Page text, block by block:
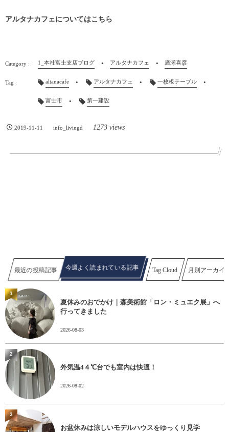
アルタナカフェについてはこちら
1_本社富士支店ブログ アルタナカフェ 廣瀬喜彦
altanacafe アルタナカフェ 一枚板テーブル
富士市 第一建設
2019-11-11 info_livingd 1273 views
最近の投稿記事 今週よく読まれている記事 Tag Cloud 月別アーカイ
夏休みのおでかけ｜森美術館「ロン・ミュエク展」へ
行ってきました
2026-08-03
1
外気温4４℃台でも室内は快適！
2026-08-02
2
お盆休みは涼しいモデルハウスをゆっくり見学
3